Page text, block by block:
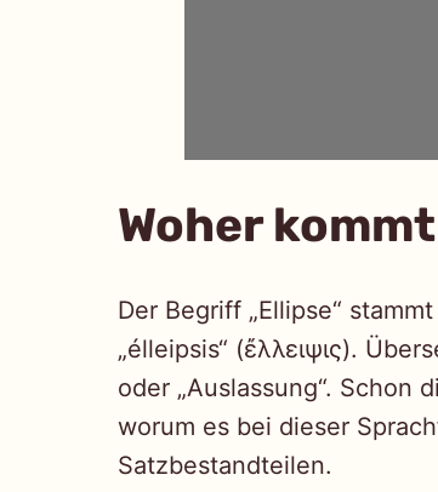
Woher
Der Begriff „Ellipse“
„élleipsis“ (ἔλλειψις).
oder „Auslassung“. Schon
worum es bei dieser
Satzbestandteilen.